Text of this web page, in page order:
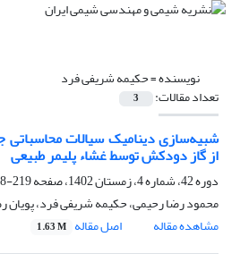
نویسنده =حکیمه شریفی فرد
تعداد مقالات: 3
شبیه‌سازی دینامیک سیالات
از گاز دودکش توسط غشاء پلیمر طبیعی
دوره 42، شماره 4، زمستان 1402، صفحه
219-228
محمود رضا رحیمی، حکیمه شریفی فرد، پویان
مشاهده مقاله
اصل مقاله 1.63 M